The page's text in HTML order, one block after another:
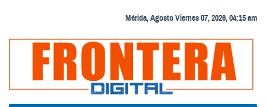
Mérida, Agosto Viernes 07, 2026, 04:15 am